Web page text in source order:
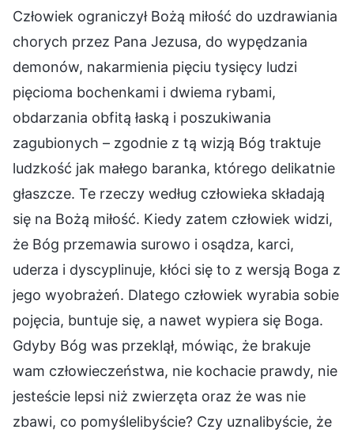
Człowiek ograniczył Bożą miłość do uzdrawiania
chorych przez Pana Jezusa, do wypędzania
demonów, nakarmienia pięciu tysięcy ludzi
pięcioma bochenkami i dwiema rybami,
obdarzania obfitą łaską i poszukiwania
zagubionych – zgodnie z tą wizją Bóg traktuje
ludzkość jak małego baranka, którego delikatnie
głaszcze. Te rzeczy według człowieka składają
się na Bożą miłość. Kiedy zatem człowiek widzi,
że Bóg przemawia surowo i osądza, karci,
uderza i dyscyplinuje, kłóci się to z wersją Boga z
jego wyobrażeń. Dlatego człowiek wyrabia sobie
pojęcia, buntuje się, a nawet wypiera się Boga.
Gdyby Bóg was przeklął, mówiąc, że brakuje
wam człowieczeństwa, nie kochacie prawdy, nie
jesteście lepsi niż zwierzęta oraz że was nie
zbawi, co pomyślelibyście? Czy uznalibyście, że